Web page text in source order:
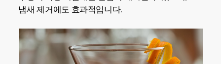
냄새 제거에도 효과적입니다.